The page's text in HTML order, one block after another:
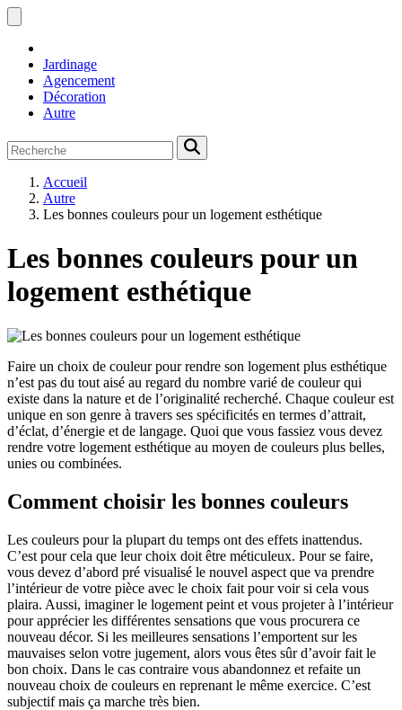
Jardinage
Agencement
Décoration
Autre
Accueil
Autre
Les bonnes couleurs pour un logement esthétique
Les bonnes couleurs pour un
logement esthétique
Faire un choix de couleur pour rendre son logement plus esthétique
n’est pas du tout aisé au regard du nombre varié de couleur qui
existe dans la nature et de l’originalité recherché. Chaque couleur est
unique en son genre à travers ses spécificités en termes d’attrait,
d’éclat, d’énergie et de langage. Quoi que vous fassiez vous devez
rendre votre logement esthétique au moyen de couleurs plus belles,
unies ou combinées.
Comment choisir les bonnes couleurs
Les couleurs pour la plupart du temps ont des effets inattendus.
C’est pour cela que leur choix doit être méticuleux. Pour se faire,
vous devez d’abord pré visualisé le nouvel aspect que va prendre
l’intérieur de votre pièce avec le choix fait pour voir si cela vous
plaira. Aussi, imaginer le logement peint et vous projeter à l’intérieur
pour apprécier les différentes sensations que vous procurera ce
nouveau décor. Si les meilleures sensations l’emportent sur les
mauvaises selon votre jugement, alors vous êtes sûr d’avoir fait le
bon choix. Dans le cas contraire vous abandonnez et refaite un
nouveau choix de couleurs en reprenant le même exercice. C’est
subjectif mais ça marche très bien.